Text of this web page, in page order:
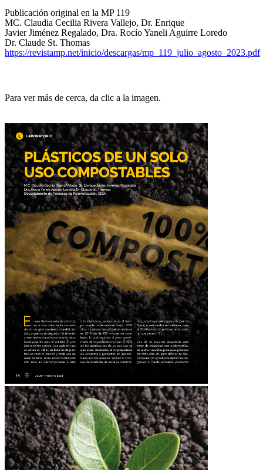
Publicación original en la MP 119
MC. Claudia Cecilia Rivera Vallejo, Dr. Enrique
Javier Jiménez Regalado, Dra. Rocío Yaneli Aguirre Loredo
Dr. Claude St. Thomas
https://revistamp.net/inicio/descargas/mp_119_julio_agosto_2023.pdf
Para ver más de cerca, da clic a la imagen.